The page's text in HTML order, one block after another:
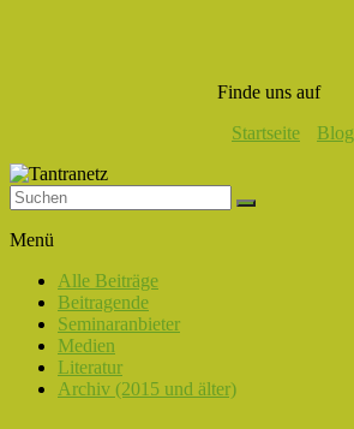
Finde uns auf
Startseite
Blog
Liebe,
Eros
Tantra
Menü
Alle Beiträge
Beitragende
Seminaranbieter
Medien
Literatur
Archiv (2015 und älter)